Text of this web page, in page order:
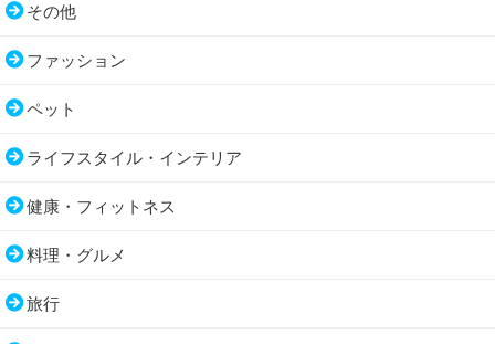
その他
ファッション
ペット
ライフスタイル・インテリア
健康・フィットネス
料理・グルメ
旅行